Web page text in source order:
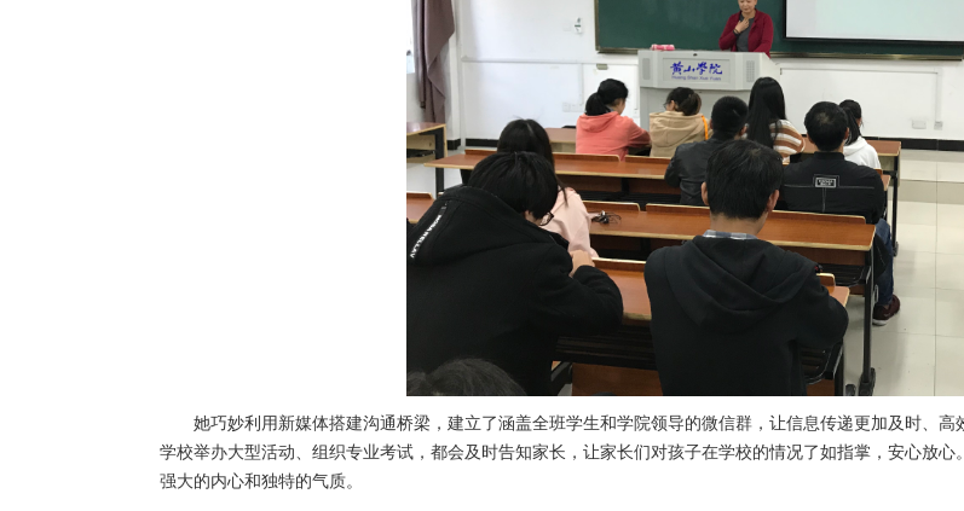
她巧妙利用新媒体搭建沟通桥梁，建立了涵盖全班学生和学院领导的微信群，让信息传递更加及时、
学校举办大型活动、组织专业考试，都会及时告知家长，让家长们对孩子在学校的情况了如指掌，安心放
强大的内心和独特的气质。